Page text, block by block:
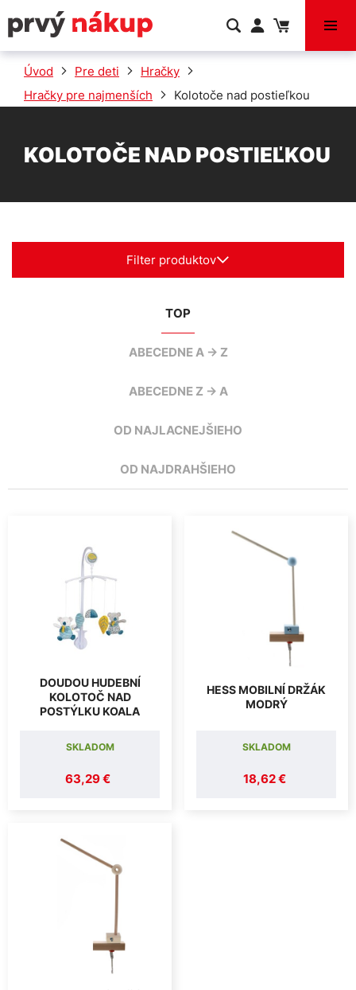
VÝPREDAJ
Úvod Pre deti
Hračky
Hračky pre najmenších
Kolotoče nad postieľkou
KOLOTOČE NAD POSTIEĽKOU
Filter produktov
TOP
ABECEDNE A -> Z
ABECEDNE Z -> A
OD NAJLACNEJŠIEHO
OD NAJDRAHŠIEHO
DOUDOU HUDEBNÍ
KOLOTOČ NAD
POSTÝLKU KOALA
63,29 €
SKLADOM
HESS MOBILNÍ DRŽÁK
MODRÝ
18,62 €
SKLADOM